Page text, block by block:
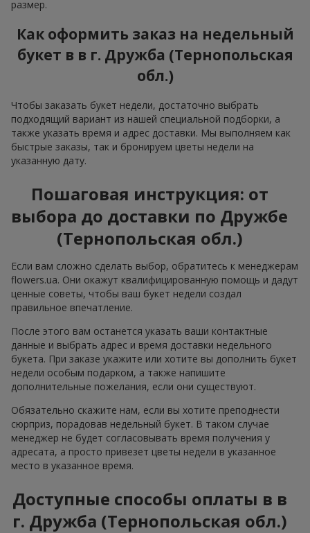
размер.
Как оформить заказ на недельный
букет в в г. Дружба (Тернопольская
обл.)
Чтобы заказать букет недели, достаточно выбрать
подходящий вариант из нашей специальной подборки, а
также указать время и адрес доставки. Мы выполняем как
быстрые заказы, так и бронируем цветы недели на
указанную дату.
Пошаговая инструкция: от
выбора до доставки по Дружбе
(Тернопольская обл.)
Если вам сложно сделать выбор, обратитесь к менеджерам
flowers.ua. Они окажут квалифицированную помощь и дадут
ценные советы, чтобы ваш букет недели создал
правильное впечатление.
После этого вам останется указать ваши контактные
данные и выбрать адрес и время доставки недельного
букета. При заказе укажите или хотите вы дополнить букет
недели особым подарком, а также напишите
дополнительные пожелания, если они существуют.
Обязательно скажите нам, если вы хотите преподнести
сюрприз, порадовав недельный букет. В таком случае
менеджер не будет согласовывать время получения у
адресата, а просто привезет цветы недели в указанное
место в указанное время.
Доступные способы оплаты в в
г. Дружба (Тернопольская обл.)